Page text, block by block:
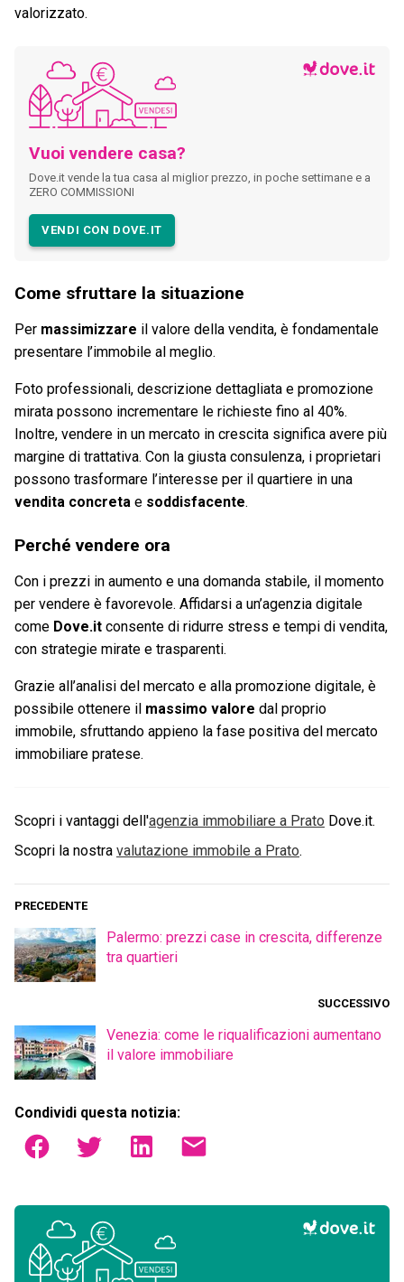
valorizzato.
Vuoi vendere casa?
Dove.it vende la tua casa al miglior prezzo, in poche settimane e a
ZERO COMMISSIONI
VENDI CON DOVE.IT
Come sfruttare la situazione
Per massimizzare il valore della vendita, è fondamentale
presentare l’immobile al meglio.
Foto professionali, descrizione dettagliata e promozione
mirata possono incrementare le richieste fino al 40%.
Inoltre, vendere in un mercato in crescita significa avere più
margine di trattativa. Con la giusta consulenza, i proprietari
possono trasformare l’interesse per il quartiere in una
vendita concreta e soddisfacente.
Perché vendere ora
Con i prezzi in aumento e una domanda stabile, il momento
per vendere è favorevole. Affidarsi a un’agenzia digitale
come Dove.it consente di ridurre stress e tempi di vendita,
con strategie mirate e trasparenti.
Grazie all’analisi del mercato e alla promozione digitale, è
possibile ottenere il massimo valore dal proprio
immobile, sfruttando appieno la fase positiva del mercato
immobiliare pratese.
Scopri i vantaggi dell'agenzia immobiliare a Prato Dove.it.
Scopri la nostra valutazione immobile a Prato.
PRECEDENTE
Palermo: prezzi case in crescita, differenze
tra quartieri
SUCCESSIVO
Venezia: come le riqualificazioni aumentano
il valore immobiliare
Condividi questa notizia: